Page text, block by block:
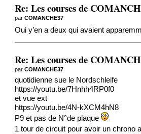
Re: Les courses de
parCOMANCHE37
Oui y’en a deux qui avaient
Re: Les courses de
parCOMANCHE37
quotidienne sue le Nordschleife
https://youtu.be/7Hnhh4RP0f0
et vue ext
https://youtu.be/4N-kXCM4hN8
P9 et pas de N°de plaque
1 tour de circuit pour avoir un